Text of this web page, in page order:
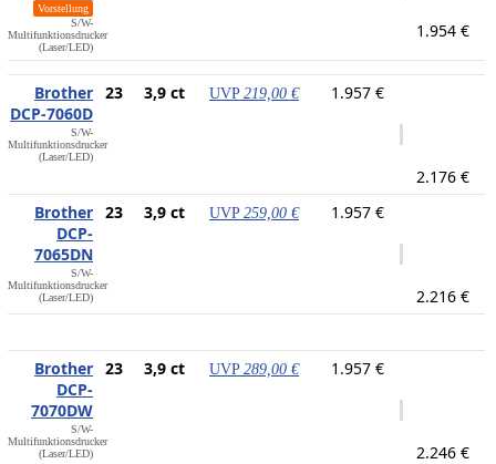
Vorstellung
S/W-
Multifunktionsdrucker
(Laser/LED)
1.954 €
Brother
DCP-7060D
S/W-
Multifunktionsdrucker
(Laser/LED)
23 3,9 ct UVP 219,00 € 1.957 €
2.176 €
Brother
DCP-
7065DN
S/W-
Multifunktionsdrucker
(Laser/LED)
23 3,9 ct UVP 259,00 € 1.957 €
2.216 €
Brother
DCP-
7070DW
S/W-
Multifunktionsdrucker
(Laser/LED)
23 3,9 ct UVP 289,00 € 1.957 €
2.246 €